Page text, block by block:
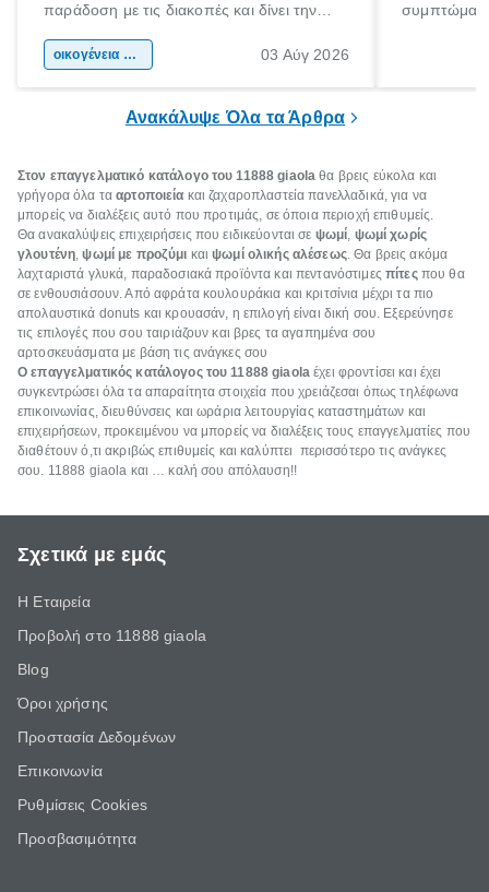
παράδοση με τις διακοπές και δίνει την
χώρας. Είτε πρόκειται για λίγες μέρες
οικογένεια & παιδί 03 Αύγ 2026
Ανακάλυψε Όλα τα Άρθρα
Στον επαγγελματικό κατάλογο του 11888giaola θα βρεις εύκολα και
γρήγορα όλα τααρτοποιεία και ζαχαροπλαστεία πανελλαδικά, για να
μπορείς να διαλέξεις αυτό που προτιμάς, σε όποια περιοχή επιθυμείς.
Θα ανακαλύψεις επιχειρήσεις που ειδικεύονται σε ψωμί, ψωμί χωρίς
γλουτένη,ψωμί με προζύμι καιψωμί ολικής αλέσεως. Θα βρεις ακόμα
λαχταριστά γλυκά, παραδοσιακά προϊόντα και πεντανόστιμες πίτες που θα
σε ενθουσιάσουν. Από αφράτα κουλουράκια και κριτσίνια μέχρι τα πιο
απολαυστικά donuts και κρουασάν, η επιλογή είναι δική σου. Εξερεύνησε
τις επιλογές που σου ταιριάζουν και βρες τα αγαπημένα σου
αρτοσκευάσματα με βάση τις ανάγκες σου
Ο επαγγελματικός κατάλογος του 11888giaola έχει φροντίσει και έχει
συγκεντρώσει όλα τα απαραίτητα στοιχεία που χρειάζεσαι όπως τηλέφωνα
επικοινωνίας, διευθύνσεις και ωράρια λειτουργίας καταστημάτων και
επιχειρήσεων, προκειμένου να μπορείς να διαλέξεις τους επαγγελματίες που
διαθέτουν ό,τι ακριβώς επιθυμείς και καλύπτει περισσότερο τις ανάγκες
σου. 11888 giaola και … καλή σου απόλαυση!!
Σχετικά με εμάς
Η Εταιρεία
Προβολή στο 11888 giaola
Blog
Όροι χρήσης
Προστασία Δεδομένων
Επικοινωνία
Ρυθμίσεις Cookies
Προσβασιμότητα